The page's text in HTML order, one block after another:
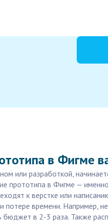
в Фигме
или разработкой,
прототипа в Фигме —
к верстке или
потере времени. Например,
бюджет в 2-3 раза. Также